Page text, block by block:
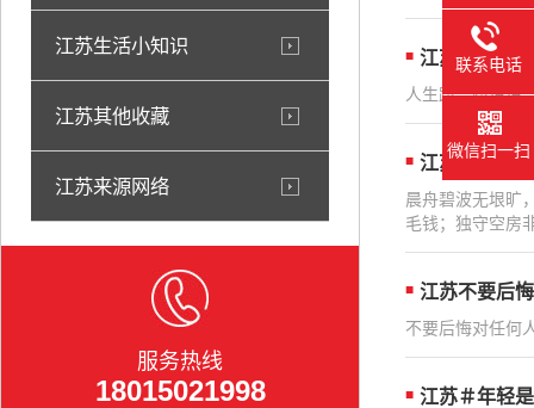
江苏生活小知识
江苏其他收藏
江苏来源网络
服务热线
18015021998
江苏人生路
人生路，路迢迢
江苏晨舟碧
晨舟碧波无垠旷
毛钱；独守空房
江苏不要后
不要后悔对任何
江苏＃年轻
联系电话
微信扫一扫